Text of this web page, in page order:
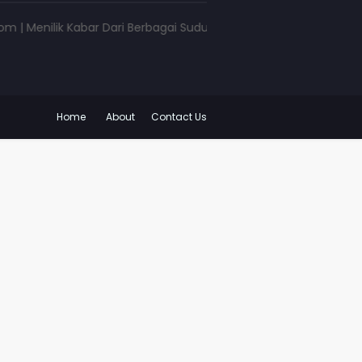
Kabar Dari Berbagai Sudut Pandang | www.pojokkota.com |
Home About Contact Us